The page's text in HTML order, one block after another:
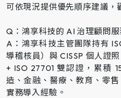
可依現況提供優先順序建議，
Q：鴻享科技的 AI 治理顧問
A：鴻享科技主管團隊持有
導稽核員）與 CISSP 個人證
+ ISO 27701 雙認證，累積
造、金融、醫療、教育、零
實務導入經驗。